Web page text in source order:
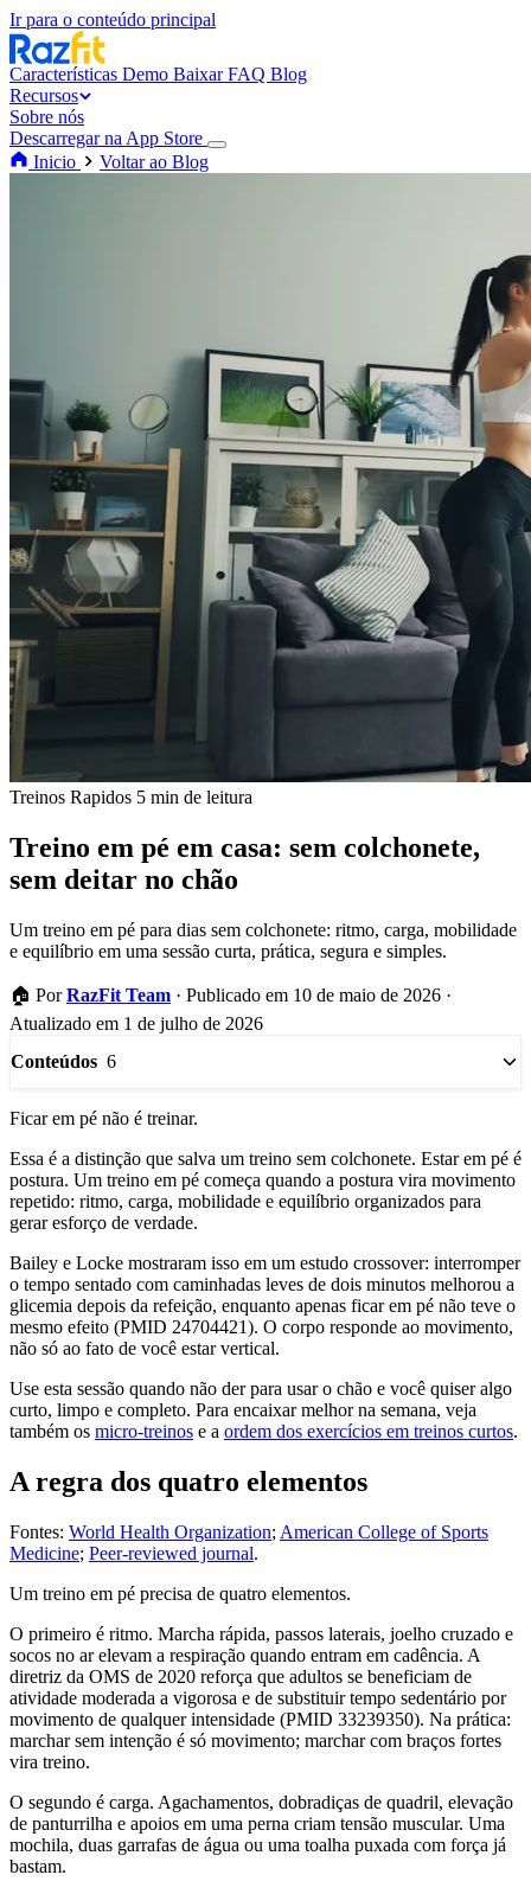
Ir para o conteúdo principal
Características Demo BaixarFAQ Blog
Recursos
Sobre nós
Descarregar na App Store
Inicio
Voltar ao Blog
Treinos Rapidos 5 min de leitura
Treino em pé em casa: sem colchonete,
sem deitar no chão
Um treino em pé para dias sem colchonete: ritmo, carga, mobilidade
e equilíbrio em uma sessão curta, prática, segura e simples.
🏠 PorRazFit Team · Publicado em 10 de maio de 2026 ·
Atualizado em 1 de julho de 2026
Conteúdos 6
Ficar em pé não é treinar.
Essa é a distinção que salva um treino sem colchonete. Estar em pé é
postura. Um treino em pé começa quando a postura vira movimento
repetido: ritmo, carga, mobilidade e equilíbrio organizados para
gerar esforço de verdade.
Bailey e Locke mostraram isso em um estudo crossover: interromper
o tempo sentado com caminhadas leves de dois minutos melhorou a
glicemia depois da refeição, enquanto apenas ficar em pé não teve o
mesmo efeito (PMID 24704421). O corpo responde ao movimento,
não só ao fato de você estar vertical.
Use esta sessão quando não der para usar o chão e você quiser algo
curto, limpo e completo. Para encaixar melhor na semana, veja
também os micro-treinos e a ordem dos exercícios em treinos curtos.
A regra dos quatro elementos
Fontes: World Health Organization; American College of Sports
Medicine; Peer-reviewed journal.
Um treino em pé precisa de quatro elementos.
O primeiro é ritmo. Marcha rápida, passos laterais, joelho cruzado e
socos no ar elevam a respiração quando entram em cadência. A
diretriz da OMS de 2020 reforça que adultos se beneficiam de
atividade moderada a vigorosa e de substituir tempo sedentário por
movimento de qualquer intensidade (PMID 33239350). Na prática:
marchar sem intenção é só movimento; marchar com braços fortes
vira treino.
O segundo é carga. Agachamentos, dobradiças de quadril, elevação
de panturrilha e apoios em uma perna criam tensão muscular. Uma
mochila, duas garrafas de água ou uma toalha puxada com força já
bastam.